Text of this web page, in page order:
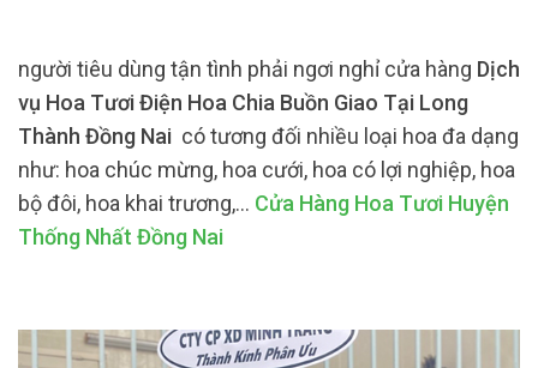
người tiêu dùng tận tình phải ngơi nghỉ cửa hàng Dịch
vụ Hoa Tươi Điện Hoa Chia Buồn Giao Tại Long
Thành Đồng Nai có tương đối nhiều loại hoa đa dạng
như: hoa chúc mừng, hoa cưới, hoa có lợi nghiệp, hoa
bộ đôi, hoa khai trương,… Cửa Hàng Hoa Tươi Huyện
Thống Nhất Đồng Nai